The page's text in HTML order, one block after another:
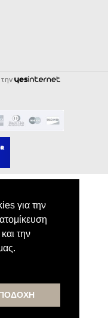
για την
την
μας για να
προσφορές.